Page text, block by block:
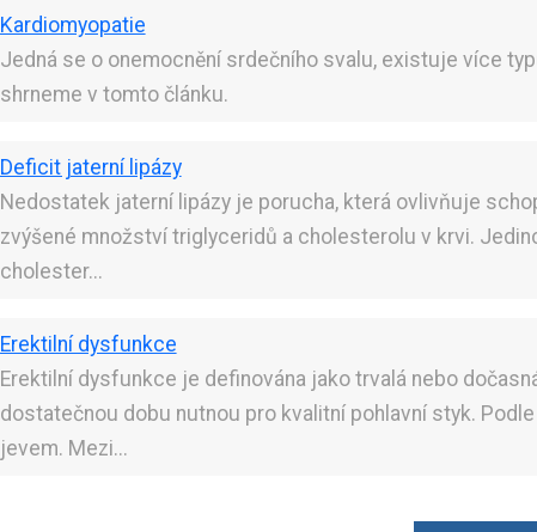
Kardiomyopatie
Jedná se o onemocnění srdečního svalu, existuje více
shrneme v tomto článku.
Deficit jaterní lipázy
Nedostatek jaterní lipázy je porucha, která ovlivňuje
zvýšené množství triglyceridů a cholesterolu v krvi.
cholester...
Erektilní dysfunkce
Erektilní dysfunkce je definována jako trvalá nebo
dostatečnou dobu nutnou pro kvalitní pohlavní styk.
jevem. Mezi...